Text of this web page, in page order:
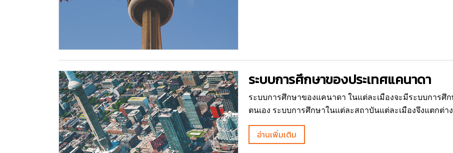
ระบบการศึกษาของประเทศแคนาดา
ระบบการศึกษาของแคนาดา ในแต่ละเมืองจะมีระบบการศึ
ตนเอง ระบบการศึกษาในแต่ละสถาบันแต่ละเมืองจึงแตกต่า
อ่านเพิ่มเติม